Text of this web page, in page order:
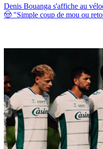
Denis Bouanga s'affiche au
🤠 "Simple coup de mou ou